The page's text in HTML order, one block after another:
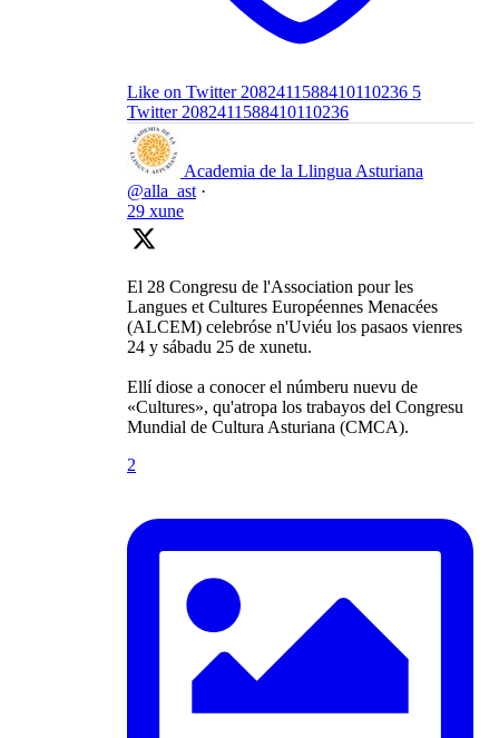
Like on Twitter 2082411588410110236 5
Twitter 2082411588410110236
Academia de la Llingua Asturiana
@alla_ast ·
29 xune
El 28 Congresu de l'Association pour les
Langues et Cultures Européennes Menacées
(ALCEM) celebróse n'Uviéu los pasaos vienres
24 y sábadu 25 de xunetu.
Ellí diose a conocer el númberu nuevu de
«Cultures», qu'atropa los trabayos del Congresu
Mundial de Cultura Asturiana (CMCA).
2